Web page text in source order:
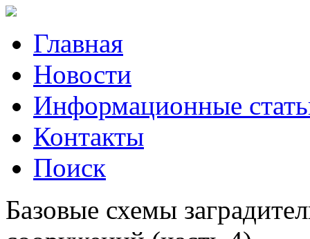
Главная
Новости
Информационные
Контакты
Поиск
Базовые схемы